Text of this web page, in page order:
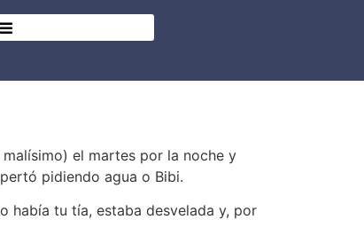
el martes por la noche y
pidiendo agua o Bibi.
había tu tía, estaba desvelada y, por